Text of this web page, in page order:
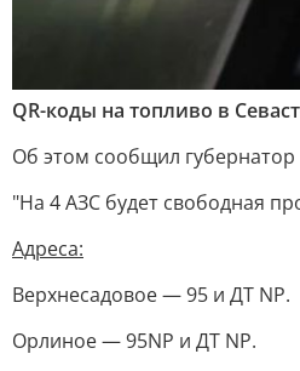
QR-коды на топливо в
Об этом сообщил
"На 4 АЗС будет свободная
Адреса:
Верхнесадовое — 95 и ДТ NP.
Орлиное — 95NP и ДТ NP.